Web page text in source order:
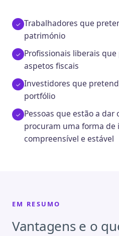
Trabalhadores que
património
Profissionais liberais
aspetos fiscais
Investidores que
portfólio
Pessoas que estão a dar
procuram uma forma
compreensível e estável
EM RESUMO
Vantagens e o